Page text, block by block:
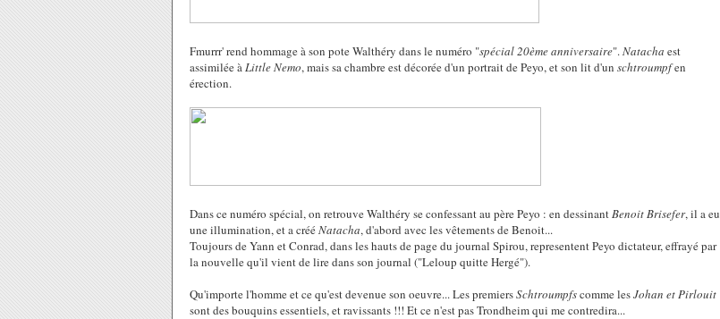
Fmurrr' rend hommage à son pote Walthéry dans le numéro "spécial 20ème anniversaire".Natacha est
assimilée àLittle Nemo, mais sa chambre est décorée d'un portrait de Peyo, et son lit d'un schtroumpfen
érection.
Dans ce numéro spécial, on retrouve Walthéry se confessant au père Peyo : en dessinantBenoit Brisefer, il a eu
une illumination, et a crééNatacha, d'abord avec les vêtements de Benoit...
Toujours de Yann et Conrad, dans les hauts de page du journal Spirou, representent Peyo dictateur, effrayé par
la nouvelle qu'il vient de lire dans son journal ("Leloup quitte Hergé").
Qu'importe l'homme et ce qu'est devenue son oeuvre... Les premiersSchtroumpfscomme lesJohan et Pirlouit
sont des bouquins essentiels, et ravissants !!! Et ce n'est pas Trondheim qui me contredira...